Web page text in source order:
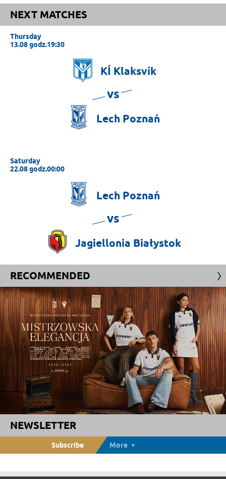
NEXT MATCHES
Thursday
13.08 godz.19:30
KÍ Klaksvík
vs
Lech Poznań
Saturday
22.08 godz.00:00
Lech Poznań
vs
Jagiellonia Białystok
RECOMMENDED
NEWSLETTER
Subscribe More